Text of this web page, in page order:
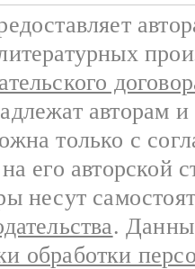
авторам
только с
его авторской
несут
.
обработки